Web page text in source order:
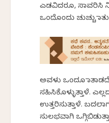
ಎಡವಿದರೂ, ಸಾವರಿಸಿ
ಒಂದೊಂದು ಚುಚ್ಚು
ಅವಳು ಒಂದೂ ಮಾತಾಡದೆ
ಸಹಿಸಿಕೊಳ್ಳುತ್ತಾಳೆ.
ಉತ್ತರಿಸುತ್ತಾಳೆ.
ಸುಲಭವಾಗಿ